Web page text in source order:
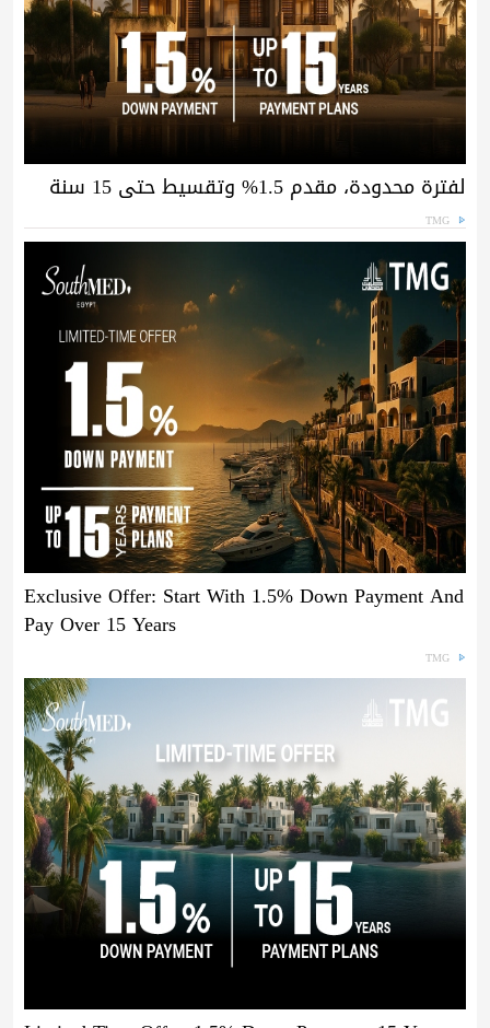
لفترة محدودة، مقدم 1.5% وتقسيط حتى 15 سنة
TMG
Exclusive Offer: Start With 1.5% Down Payment And
Pay Over 15 Years
TMG